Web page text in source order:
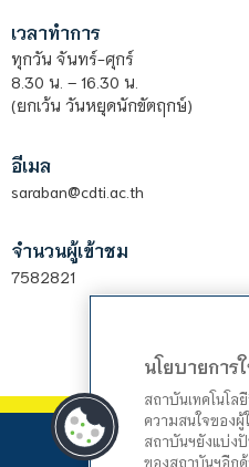
เวลาทำการ
ทุกวัน จันทร์-ศุกร์
8.30 น. – 16.30 น.
(ยกเว้น วันหยุดนักขัตฤกษ์)
อีเมล
saraban@cdti.ac.th
จำนวนผู้เข้าชม
7582821
นโยบายการ
สถาบันเทคโนโล
ความสนใจของผู้
สถาบันฯยังแบ่งปั
ของสถาบันฯอีก